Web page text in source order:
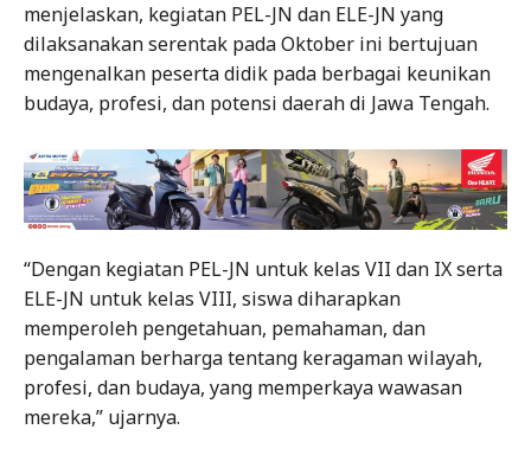
menjelaskan, kegiatan PEL-JN dan ELE-JN yang
dilaksanakan serentak pada Oktober ini bertujuan
mengenalkan peserta didik pada berbagai keunikan
budaya, profesi, dan potensi daerah di Jawa Tengah.
“Dengan kegiatan PEL-JN untuk kelas VII dan IX serta
ELE-JN untuk kelas VIII, siswa diharapkan
memperoleh pengetahuan, pemahaman, dan
pengalaman berharga tentang keragaman wilayah,
profesi, dan budaya, yang memperkaya wawasan
mereka,” ujarnya.